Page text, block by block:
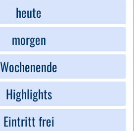
heute
morgen
Wochenende
Highlights
Eintritt frei